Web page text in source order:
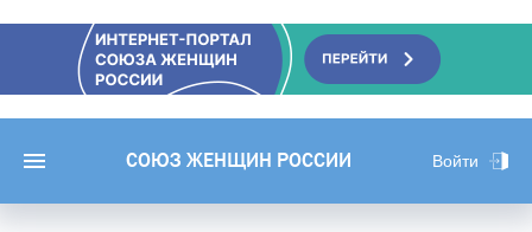
СОЮЗ ЖЕНЩИН РОССИИ Войти